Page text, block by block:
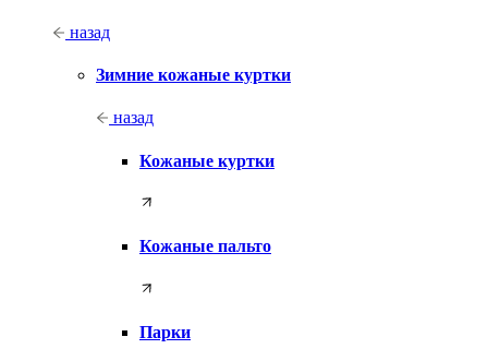
назад
Зимние кожаные куртки
назад
Кожаные куртки
Кожаные пальто
Парки